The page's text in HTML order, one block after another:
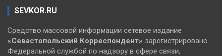
SEVKOR.RU
Средство массовой информации сетевое издание
«Севастопольский Корреспондент» зарегистрировано
Федеральной службой по надзору в сфере связи,